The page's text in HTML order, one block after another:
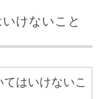
けないこと
はいけないこ